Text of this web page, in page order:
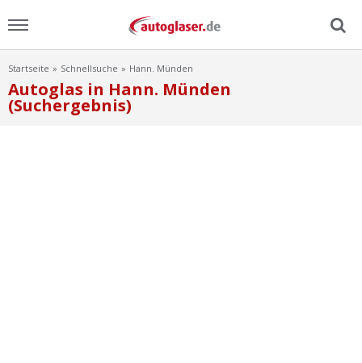
Menu
Home
Startseite Schnellsuche Hann. Münden
Autoglas in Hann. Münden
(Suchergebnis)